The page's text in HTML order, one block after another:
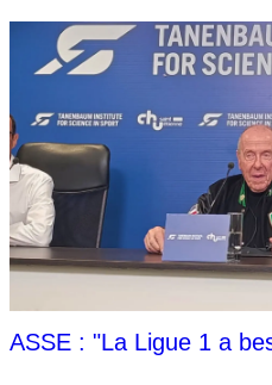
ASSE : "La Ligue 1 a